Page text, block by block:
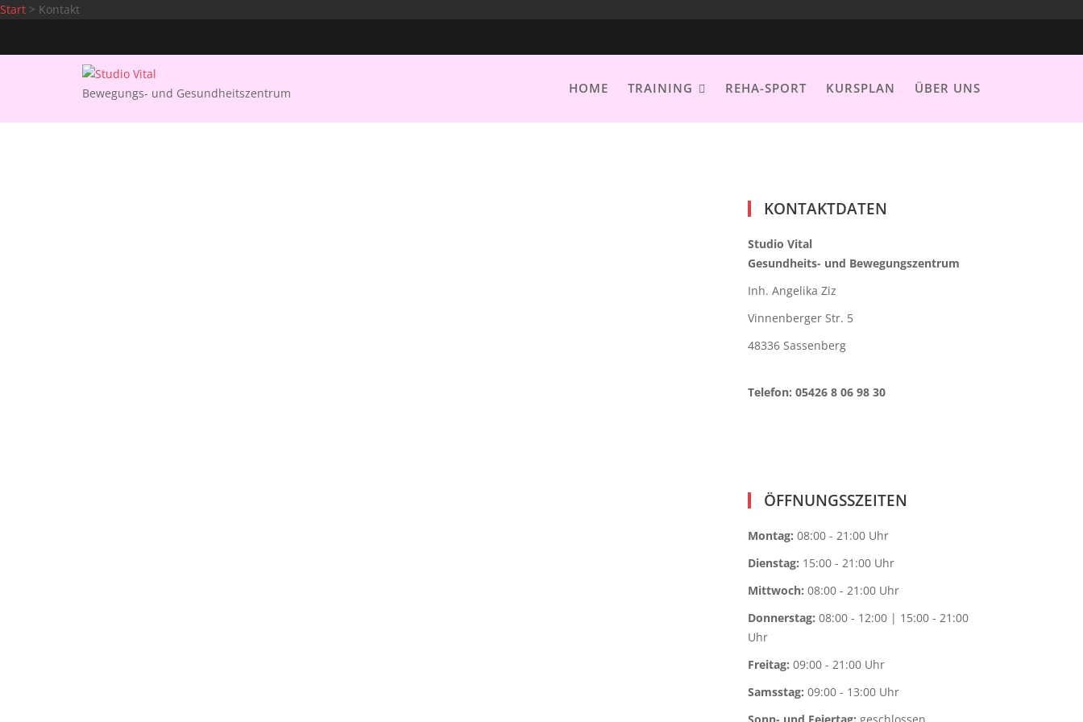
Start > Kontakt
Bewegungs- und Gesundheitszentrum
HOME TRAINING REHA-SPORT KURSPLAN ÜBER UNS
KONTAKTDATEN
Studio Vital
Gesundheits- und Bewegungszentrum
Inh. Angelika Ziz
Vinnenberger Str. 5
48336 Sassenberg
Telefon: 05426 8 06 98 30
ÖFFNUNGSSZEITEN
Montag: 08:00 - 21:00 Uhr
Dienstag: 15:00 - 21:00 Uhr
Mittwoch: 08:00 - 21:00 Uhr
Donnerstag: 08:00 - 12:00 | 15:00 - 21:00
Uhr
Freitag: 09:00 - 21:00 Uhr
Samsstag: 09:00 - 13:00 Uhr